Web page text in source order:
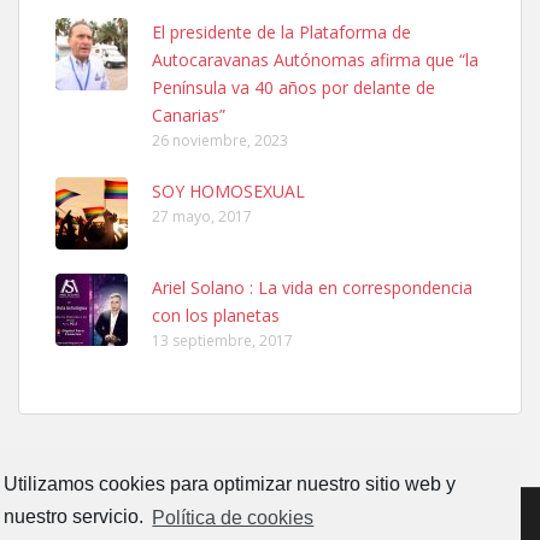
Utilizamos cookies para optimizar nuestro sitio web y
nuestro servicio. Política de cookies
Ninfa perdida
El día 5 se los perdió una ninfa papillera, asustada tiene miedo a la
calle, se perdió por la zon...
Leales.org » Gran Canaria
6.7.2025
Adopcion
Busco casa de acogida para mi perrita ya que por temas de trabajo
no la puedo tener. Solo gente r...
El presidente de la Plataforma de
Autocaravanas Autónomas afirma que “la
Península va 40 años por delante de
Canarias”
26 noviembre, 2023
SOY HOMOSEXUAL
27 mayo, 2017
Ariel Solano : La vida en correspondencia
con los planetas
13 septiembre, 2017